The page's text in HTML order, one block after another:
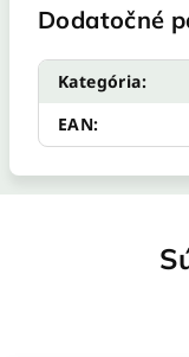
Dodatočné
Kategória:
EAN: